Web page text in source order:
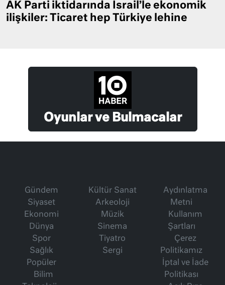
AK Parti iktidarında İsrail’le ekonomik
ilişkiler: Ticaret hep Türkiye lehine
Oyunlar ve Bulmacalar
Gündem
Siyaset
Ekonomi
Dünya
Spor
Sağlık
Popüler
Bilim
Kültür Sanat
Arkeoloji
Müzik
Sinema
Tiyatro
Sergi
Aydınlatma
Metni
Kullanım
Şartları
Çerez
Politikamız
İptal ve İade
Politikası